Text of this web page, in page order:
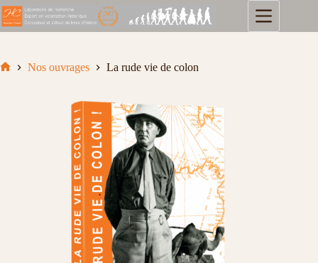
Passer
au
contenu
Nos ouvrages La rude vie de colon